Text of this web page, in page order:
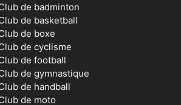
de badminton
de basketball
de boxe
de cyclisme
de football
de gymnastique
de handball
de moto